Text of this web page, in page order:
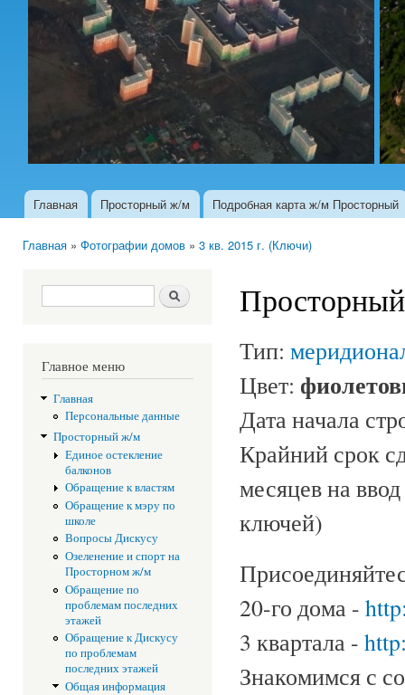
Главное меню
Главная Просторный ж/м Подробная карта ж/м Просторный
Главная » Фотографии домов » 3 кв. 2015 г. (Ключи)
Форма поиска Поиск
Главное меню
Главная
Персональные данные
Просторный ж/м
Единое остекление
балконов
Обращение к властям
Обращение к мэру по
школе
Вопросы Дискусу
Озеленение и спорт на
Просторном ж/м
Обращение по
проблемам последних
этажей
Обращение к Дискусу
по проблемам
последних этажей
Общая информация
Тип:
Цвет:
Дата начала
Крайний срок
месяцев на
ключей)
20-го дома -
3 квартала -
Знакомимся с